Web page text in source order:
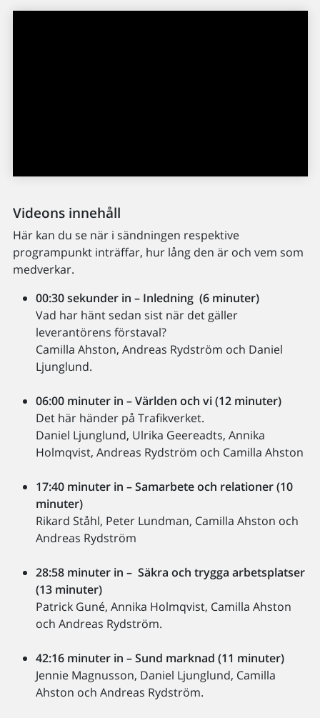
Videons innehåll
Här kan du se när i sändningen respektive
programpunkt inträffar, hur lång den är och vem som
medverkar.
00:30 sekunder in – Inledning (6 minuter)
Vad har hänt sedan sist när det gäller
leverantörens förstaval?
Camilla Ahston, Andreas Rydström och Daniel
Ljunglund.
06:00 minuter in – Världen och vi (12 minuter)
Det här händer på Trafikverket.
Daniel Ljunglund, Ulrika Geereadts, Annika
Holmqvist, Andreas Rydström och Camilla Ahston
17:40 minuter in – Samarbete och relationer (10
minuter)
Rikard Ståhl, Peter Lundman, Camilla Ahston och
Andreas Rydström
28:58 minuter in – Säkra och trygga arbetsplatser
(13 minuter)
Patrick Guné, Annika Holmqvist, Camilla Ahston
och Andreas Rydström.
42:16 minuter in – Sund marknad (11 minuter)
Jennie Magnusson, Daniel Ljunglund, Camilla
Ahston och Andreas Rydström.